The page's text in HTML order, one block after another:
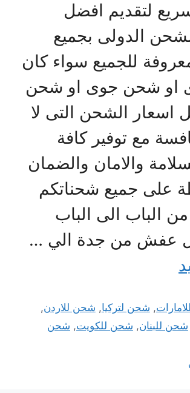
لتقديم افضل
الدولى بجميع
للجميع سواء كان
او شحن جوى او شحن
اسعار الشحن التى لا
مع توفير كافة
والامان والضمان
على جميع شحناتكم
الباب الى الباب
عفش من جدة الي …
, شحن لتركيا, شحن للاردن,
شحن للبنان, شحن للكويت, شحن